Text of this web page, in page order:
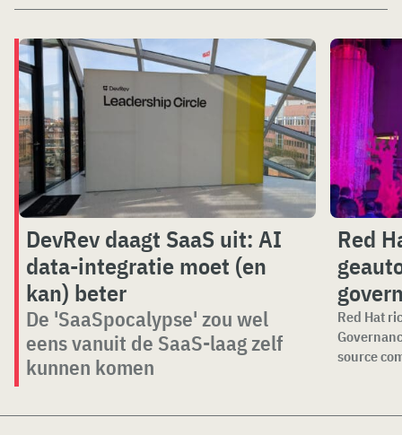
DevRev daagt SaaS uit: AI
data-integratie moet (en
kan) beter
De 'SaaSpocalypse' zou wel
eens vanuit de SaaS-laag zelf
kunnen komen
Red
Red Hat
source